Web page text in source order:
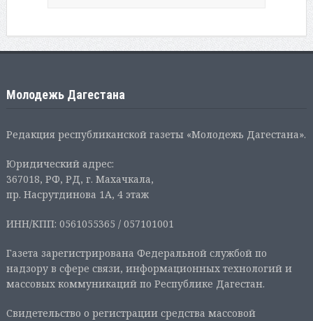
Молодежь Дагестана
Редакция республиканской газеты «Молодежь Дагестана».
Юридический адрес:
367018, РФ, РД, г. Махачкала,
пр. Насрутдинова 1А, 4 этаж
ИНН/КПП: 0561055365 / 057101001
Газета зарегистрирована Федеральной службой по
надзору в сфере связи, информационных технологий и
массовых коммуникаций по Республике Дагестан.
Свидетельство о регистрации средства массовой